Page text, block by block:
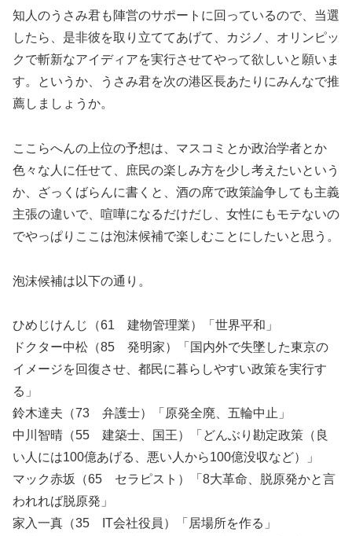
知人のうさみ君も陣営のサポートに回っているので、当選
したら、是非彼を取り立ててあげて、カジノ、オリンピッ
クで斬新なアイディアを実行させてやって欲しいと願いま
す。というか、うさみ君を次の港区長あたりにみんなで推
薦しましょうか。
ここらへんの上位の予想は、マスコミとか政治学者とか
色々な人に任せて、庶民の楽しみ方を少し考えたいという
か、ざっくばらんに書くと、酒の席で政策論争しても主義
主張の違いで、喧嘩になるだけだし、女性にもモテないの
でやっぱりここは泡沫候補で楽しむことにしたいと思う。
泡沫候補は以下の通り。
ひめじけんじ（61 建物管理業）「世界平和」
ドクター中松（85 発明家）「国内外で失墜した東京の
イメージを回復させ、都民に暮らしやすい政策を実行す
る」
鈴木達夫（73 弁護士）「原発全廃、五輪中止」
中川智晴（55 建築士、国王）「どんぶり勘定政策（良
い人には100億あげる、悪い人から100億没収など）」
マック赤坂（65 セラピスト）「8大革命、脱原発かと言
われれば脱原発」
家入一真（35 IT会社役員）「居場所を作る」